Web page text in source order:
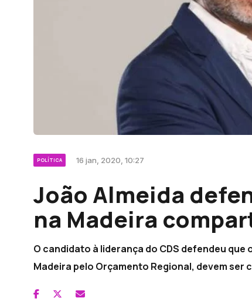
POLÍTICA 16 jan, 2020, 10:27
João Almeida
na Madeira
O candidato à liderança do CDS defendeu
Madeira pelo Orçamento Regional, devem